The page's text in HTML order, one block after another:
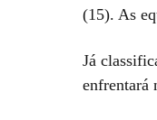
(15). As
Já
enfrentará